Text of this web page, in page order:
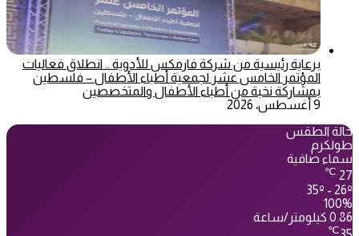
برعاية رئيسية من شركة فارمكس للأدوية .. انطلاق فعاليات
المؤتمر الخامس عشر لجمعية أطباء الأطفال – فلسطين
بمشاركة نخبة من أطباء الأطفال والمتخصصين
9 أغسطس، 2026
حالة الطقس
طولكرم
سماء صافية
27
℃
35º - 26º
100%
0.86 كيلومتر/ساعة
℃